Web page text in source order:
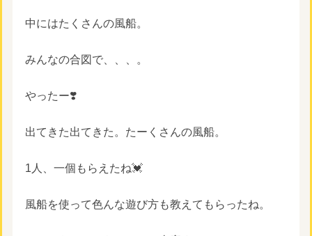
中にはたくさんの風船。
みんなの合図で、、、。
やったー❣️
出てきた出てきた。たーくさんの風船。
1人、一個もらえたね💓
風船を使って色んな遊び方も教えてもらったね。